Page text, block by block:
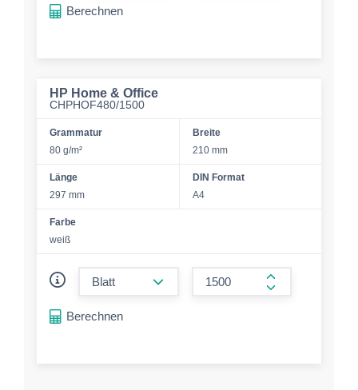
Berechnen
HP Home & Office
CHPHOF480/1500
Grammatur
80 g/m²
Breite
210 mm
Länge
297 mm
DIN Format
A4
Farbe
weiß
form.increase-
Berechnen